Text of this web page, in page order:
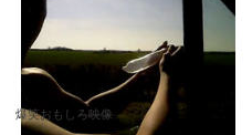
爆笑おもしろ映像